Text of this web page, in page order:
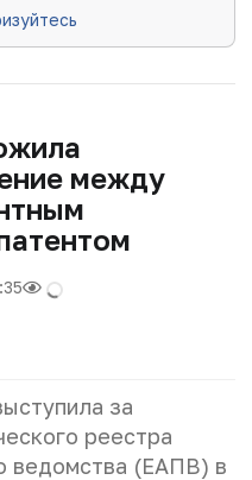
между
за
реестра
ведомства (ЕАПВ) в